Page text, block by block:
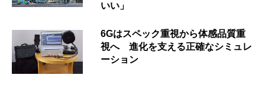
いい」
6Gはスペック重視から体感品質重
視へ 進化を支える正確なシミュレ
ーション